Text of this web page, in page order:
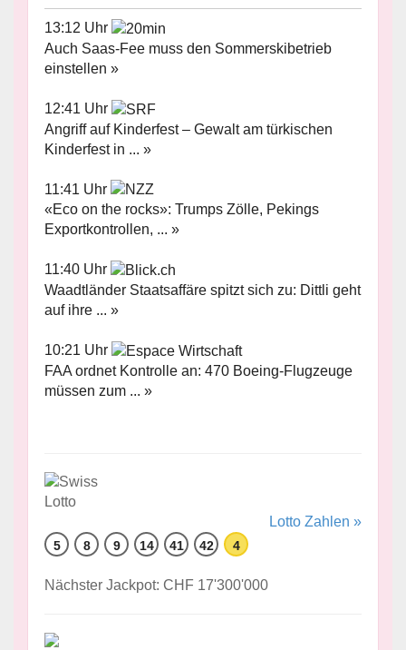
13:12 Uhr
Auch Saas-Fee muss den Sommerskibetrieb
einstellen »
12:41 Uhr
Angriff auf Kinderfest – Gewalt am türkischen
Kinderfest in ... »
11:41 Uhr
«Eco on the rocks»: Trumps Zölle, Pekings
Exportkontrollen, ... »
11:40 Uhr
Waadtländer Staatsaffäre spitzt sich zu: Dittli geht
auf ihre ... »
10:21 Uhr
FAA ordnet Kontrolle an: 470 Boeing-Flugzeuge
müssen zum ... »
Lotto Zahlen »
5 8 9 14 41 42 4
Nächster Jackpot: CHF 17'300'000